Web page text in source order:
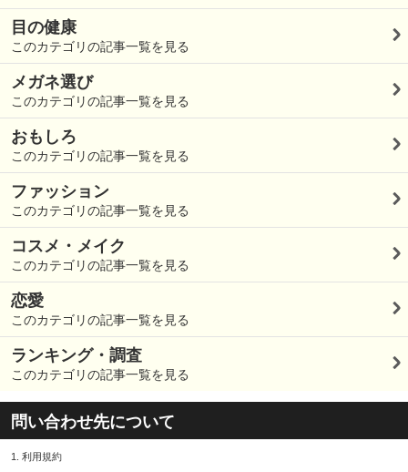
目の健康
このカテゴリの記事一覧を見る
メガネ選び
このカテゴリの記事一覧を見る
おもしろ
このカテゴリの記事一覧を見る
ファッション
このカテゴリの記事一覧を見る
コスメ・メイク
このカテゴリの記事一覧を見る
恋愛
このカテゴリの記事一覧を見る
ランキング・調査
このカテゴリの記事一覧を見る
問い合わせ先について
1. 利用規約